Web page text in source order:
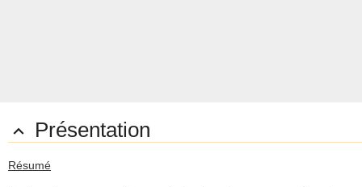
 Présentation
Résumé